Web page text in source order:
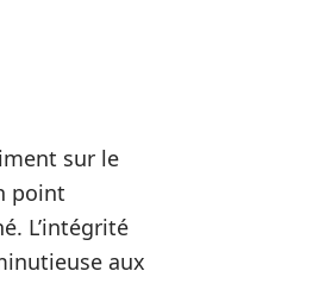
sur le
point
L’intégrité
aux